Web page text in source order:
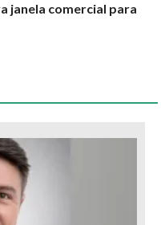
janela comercial para